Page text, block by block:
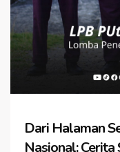
Dari Halaman
Nasional: